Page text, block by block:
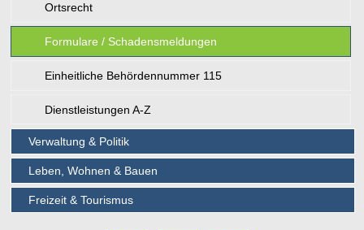
Ortsrecht
Formulare / Schadensmeldungen
Einheitliche Behördennummer 115
Dienstleistungen A-Z
Verwaltung & Politik
Leben, Wohnen & Bauen
Freizeit & Tourismus